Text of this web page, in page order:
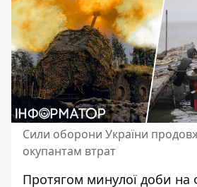
Сили оборони України
окупантам втрат
Протягом минулої доби на